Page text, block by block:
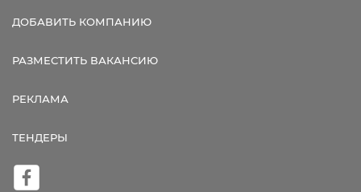
ДОБАВИТЬ КОМПАНИЮ
РАЗМЕСТИТЬ ВАКАНСИЮ
РЕКЛАМА
ТЕНДЕРЫ